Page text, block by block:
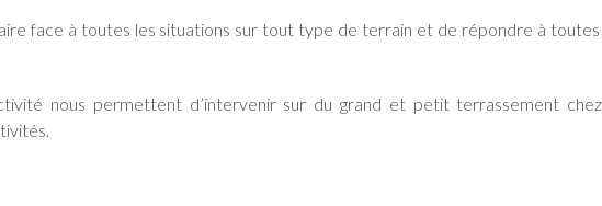
face à toutes les situations sur tout type de terrain et de répondre à toutes
nous permettent d’intervenir sur du grand et petit terrassement